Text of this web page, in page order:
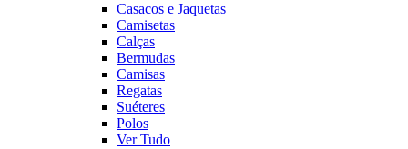
Casacos e Jaquetas
Camisetas
Calças
Bermudas
Camisas
Regatas
Suéteres
Polos
Ver Tudo